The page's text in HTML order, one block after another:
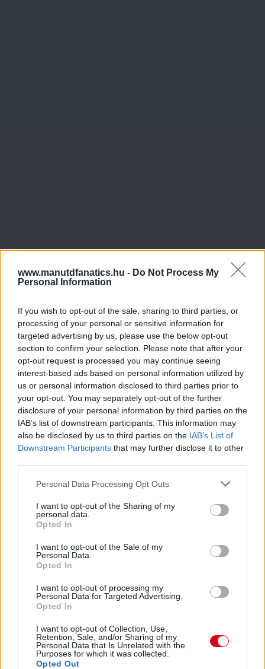
www.manutdfanatics.hu - Do Not Process My
Personal Information
If you wish to opt-out of the sale, sharing to third parties, or
processing of your personal or sensitive information for
targeted advertising by us, please use the below opt-out
section to confirm your selection. Please note that after your
opt-out request is processed you may continue seeing
interest-based ads based on personal information utilized by
us or personal information disclosed to third parties prior to
your opt-out. You may separately opt-out of the further
disclosure of your personal information by third parties on the
IAB’s list of downstream participants. This information may
also be disclosed by us to third parties on the IAB’s List of
Downstream Participants that may further disclose it to other
Please note that this website/app uses one or more Google
not limited to your visit or usage behaviour. You may click to
grant or deny consent to Google and its third-party tags to
use your data for below specified purposes in below Google
consent section.
Personal Data Processing Opt Outs
I want to opt-out of the Sharing of my
personal data.
Opted In
I want to opt-out of the Sale of my
Personal Data.
Opted In
I want to opt-out of processing my
Personal Data for Targeted Advertising.
Opted In
I want to opt-out of Collection, Use,
Retention, Sale, and/or Sharing of my
Personal Data that Is Unrelated with the
Purposes for which it was collected.
Opted Out